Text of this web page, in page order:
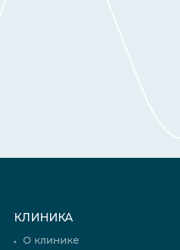
КЛИНИКА
О клинике